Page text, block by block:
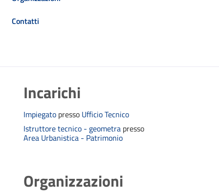
Contatti
Incarichi
Impiegato presso Ufficio Tecnico
Istruttore tecnico - geometra presso
Area Urbanistica - Patrimonio
Organizzazioni